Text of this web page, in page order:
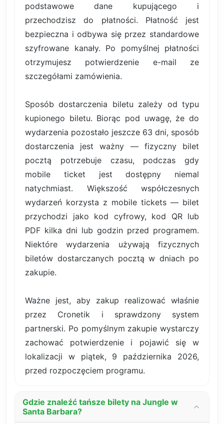
podstawowe dane kupującego i
przechodzisz do płatności. Płatność jest
bezpieczna i odbywa się przez standardowe
szyfrowane kanały. Po pomyślnej płatności
otrzymujesz potwierdzenie e-mail ze
szczegółami zamówienia.
Sposób dostarczenia biletu zależy od typu
kupionego biletu. Biorąc pod uwagę, że do
wydarzenia pozostało jeszcze 63 dni, sposób
dostarczenia jest ważny — fizyczny bilet
pocztą potrzebuje czasu, podczas gdy
mobile ticket jest dostępny niemal
natychmiast. Większość współczesnych
wydarzeń korzysta z mobile tickets — bilet
przychodzi jako kod cyfrowy, kod QR lub
PDF kilka dni lub godzin przed programem.
Niektóre wydarzenia używają fizycznych
biletów dostarczanych pocztą w dniach po
zakupie.
Ważne jest, aby zakup realizować właśnie
przez Cronetik i sprawdzony system
partnerski. Po pomyślnym zakupie wystarczy
zachować potwierdzenie i pojawić się w
lokalizacji w piątek, 9 października 2026,
przed rozpoczęciem programu.
Gdzie znaleźć tańsze bilety na Jungle w
Santa Barbara?